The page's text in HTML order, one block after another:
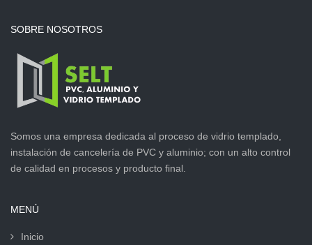
SOBRE NOSOTROS
Somos una empresa dedicada al proceso de vidrio templado,
instalación de cancelería de PVC y aluminio; con un alto control
de calidad en procesos y producto final.
MENÚ
Inicio